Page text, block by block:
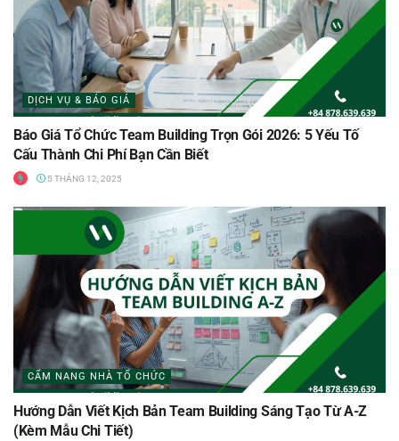
DỊCH VỤ & BÁO GIÁ
Báo Giá Tổ Chức Team Building Trọn Gói 2026: 5 Yếu Tố
Cấu Thành Chi Phí Bạn Cần Biết
5 THÁNG 12, 2025
CẨM NANG NHÀ TỔ CHỨC
Hướng Dẫn Viết Kịch Bản Team Building Sáng Tạo Từ A-Z
(Kèm Mẫu Chi Tiết)